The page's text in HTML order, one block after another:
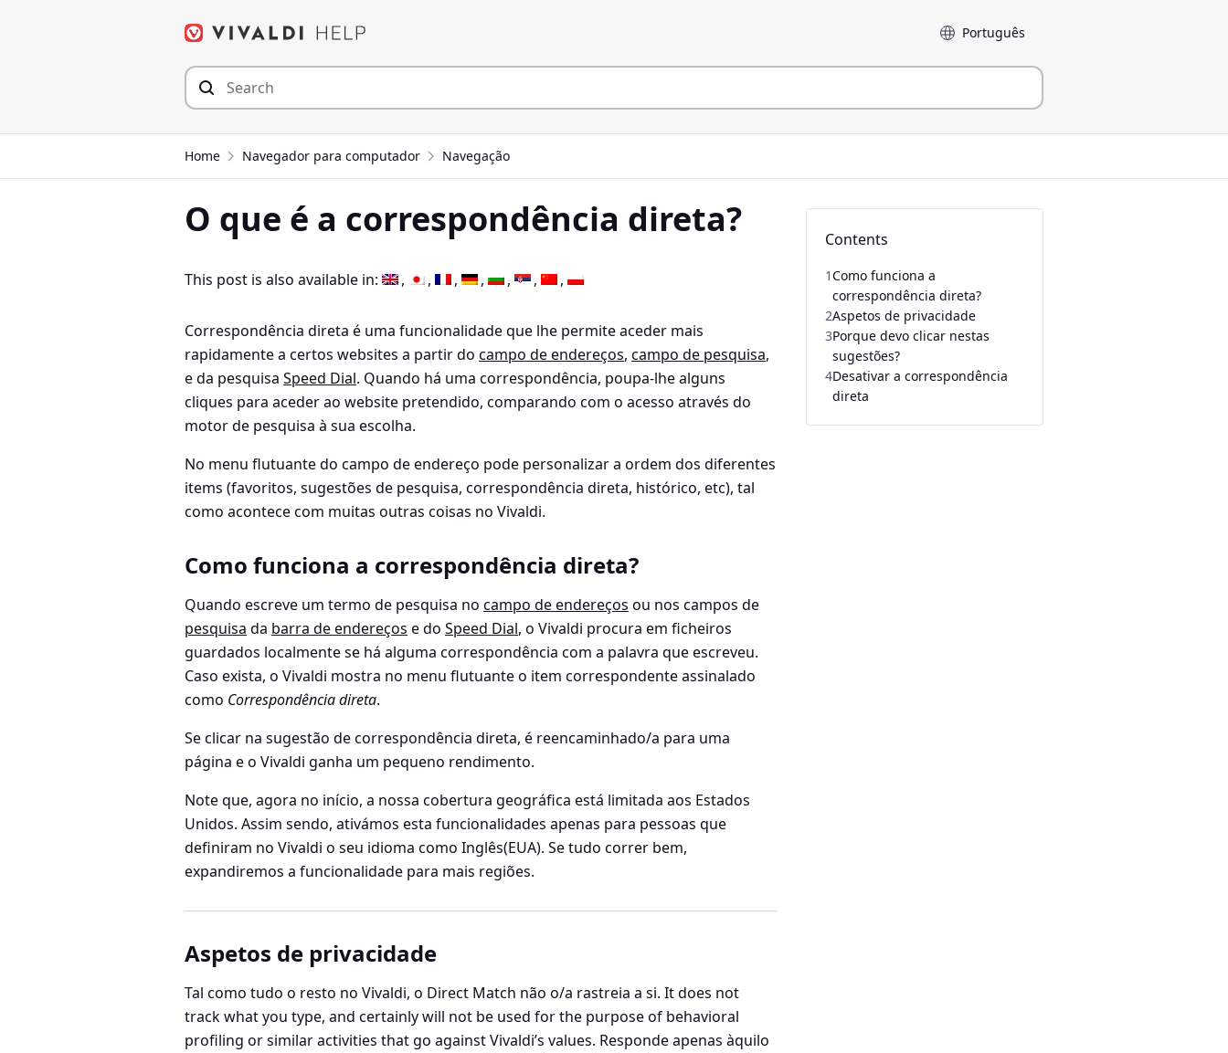
Idioma
Home Navegador para computador Navegação
O que é a correspondência direta?
This post is also available in:
Correspondência direta é uma funcionalidade que lhe permite aceder mais
rapidamente a certos websites a partir do campo de endereços, campo de pesquisa,
e da pesquisa Speed Dial. Quando há uma correspondência, poupa-lhe alguns
cliques para aceder ao website pretendido, comparando com o acesso através do
motor de pesquisa à sua escolha.
No menu flutuante do campo de endereço pode personalizar a ordem dos diferentes
items (favoritos, sugestões de pesquisa, correspondência direta, histórico, etc), tal
como acontece com muitas outras coisas no Vivaldi.
Como funciona a correspondência direta?
Quando escreve um termo de pesquisa no campo de endereços ou nos campos de
pesquisa da barra de endereços e do Speed Dial, o Vivaldi procura em ficheiros
guardados localmente se há alguma correspondência com a palavra que escreveu.
Caso exista, o Vivaldi mostra no menu flutuante o item correspondente assinalado
como Correspondência direta.
Se clicar na sugestão de correspondência direta, é reencaminhado/a para uma
página e o Vivaldi ganha um pequeno rendimento.
Note que, agora no início, a nossa cobertura geográfica está limitada aos Estados
Unidos. Assim sendo, ativámos esta funcionalidades apenas para pessoas que
definiram no Vivaldi o seu idioma como Inglês(EUA). Se tudo correr bem,
expandiremos a funcionalidade para mais regiões.
Aspetos de privacidade
Tal como tudo o resto no Vivaldi, o Direct Match não o/a rastreia a si. It does not
track what you type, and certainly will not be used for the purpose of behavioral
profiling or similar activities that go against Vivaldi’s values. Responde apenas àquilo
Contents
1Como funciona a
correspondência direta?
2Aspetos de privacidade
3Porque devo clicar nestas
sugestões?
4Desativar a correspondência
direta